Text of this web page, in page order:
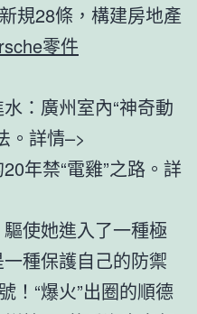
規28條，構建房地產
零件
：廣州室內“神奇動
。詳情–>
年禁“電雞”之路。詳
使她進入了一種極
種保護自己的防禦
！“爆火”出圈的順德